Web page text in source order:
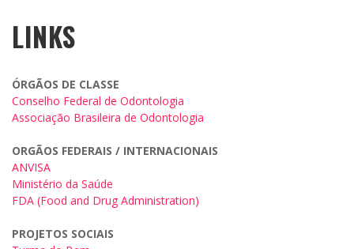
LINKS
ÓRGÃOS DE CLASSE
Conselho Federal de Odontologia
Associação Brasileira de Odontologia
ORGÃOS FEDERAIS / INTERNACIONAIS
ANVISA
Ministério da Saúde
FDA (Food and Drug Administration)
PROJETOS SOCIAIS